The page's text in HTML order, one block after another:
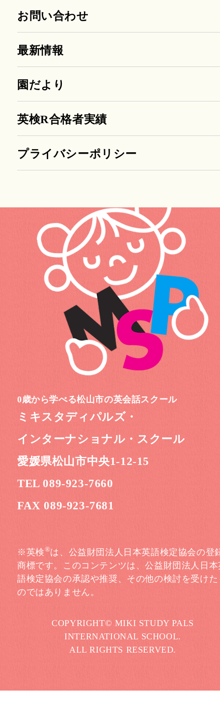
お問い合わせ
最新情報
園だより
英検R合格者実績
プライバシーポリシー
0歳から学べる松山市の英会話スクール
ミキスタディパルズ・
インターナショナル・スクール
愛媛県松山市中央1-12-15
TEL 089-923-7660
FAX 089-923-7681
※英検®は、公益財団法人日本英語検定協会の登
商標です。このコンテンツは、公益財団法人日本
語検定協会の承認や推奨、その他の検討を受けた
のではありません。
COPYRIGHT© MIKI STUDY PALS
INTERNATIONAL SCHOOL.
ALL RIGHTS RESERVED.